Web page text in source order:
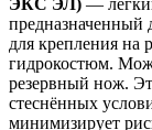
предназначенный
для крепления на
гидрокостюм.
резервный нож.
стеснённых
минимизирует